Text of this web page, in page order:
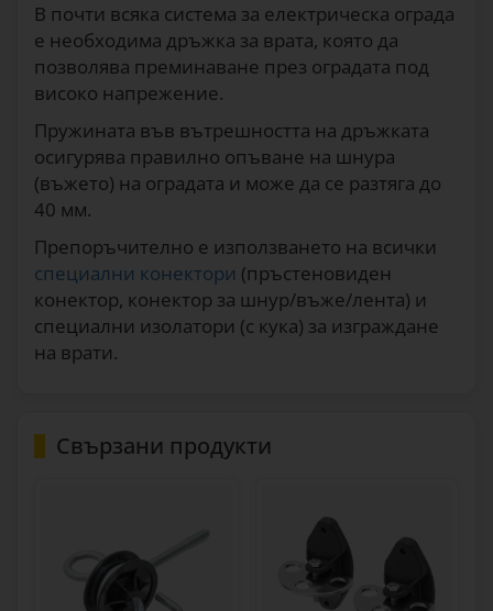
Зелена дръжка за врата
2 60€
1203
В почти всяка система за електрическа ограда
е необходима дръжка за врата, която да
позволява преминаване през оградата под
високо напрежение.
Пружината във вътрешността на дръжката
осигурява правилно опъване на шнура
(въжето) на оградата и може да се разтяга до
40 мм.
Препоръчително е използването на всички
специални конектори (пръстеновиден
конектор, конектор за шнур/въже/лента) и
специални изолатори (с кука) за изграждане
на врати.
Свързани продукти